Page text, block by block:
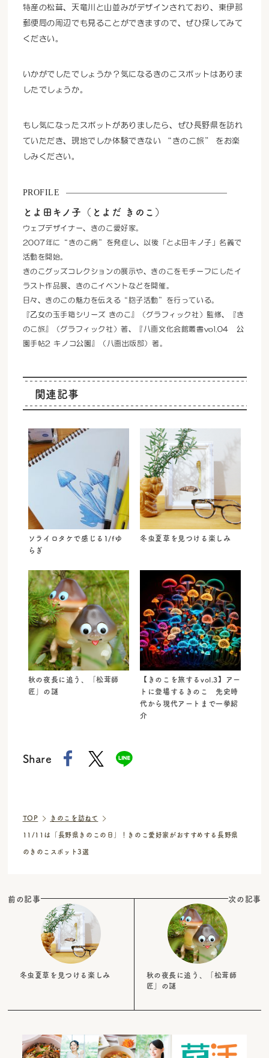
特産の松茸、天竜川と山並みがデザインされており、東伊那
郵便局の周辺でも見ることができますので、ぜひ探してみて
ください。
いかがでしたでしょうか？気になるきのこスポットはありま
したでしょうか。
もし気になったスポットがありましたら、ぜひ長野県を訪れ
ていただき、現地でしか体験できない “きのこ旅” をお楽
しみください。
PROFILE
とよ田キノ子（とよだ きのこ）
ウェブデザイナー、きのこ愛好家。
2007年に“きのこ病”を発症し、以後「とよ田キノ子」名義で
活動を開始。
きのこグッズコレクションの展示や、きのこをモチーフにしたイ
ラスト作品展、きのこイベントなどを開催。
日々、きのこの魅力を伝える“胞子活動”を行っている。
『乙女の玉手箱シリーズ きのこ』（グラフィック社）監修、『き
のこ旅』（グラフィック社）著、『八画文化会館叢書vol.04 公
園手帖2 キノコ公園』（八画出版部）著。
関連記事
ソライロタケで感じる1/fゆ
らぎ
冬虫夏草を見つける楽しみ
秋の夜長に追う、「松茸師
匠」の謎
【きのこを旅するvol.3】アー
トに登場するきのこ 先史時
代から現代アートまで一挙紹
介
Share
TOP
きのこを訪ねて
11/11は「長野県きのこの日」！きのこ愛好家がおすすめする長野県
のきのこスポット3選
前の記事
冬虫夏草を見つける楽しみ
次の記事
秋の夜長に追う、「松茸師
匠」の謎